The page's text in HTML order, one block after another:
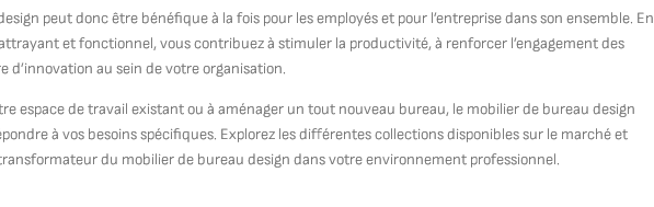
peut donc être bénéfique à la fois pour les employés et pour l’entreprise dans son ensemble. En
et fonctionnel, vous contribuez à stimuler la productivité, à renforcer l’engagement des
d’innovation au sein de votre organisation.
espace de travail existant ou à aménager un tout nouveau bureau, le mobilier de bureau design
à vos besoins spécifiques. Explorez les différentes collections disponibles sur le marché et
du mobilier de bureau design dans votre environnement professionnel.